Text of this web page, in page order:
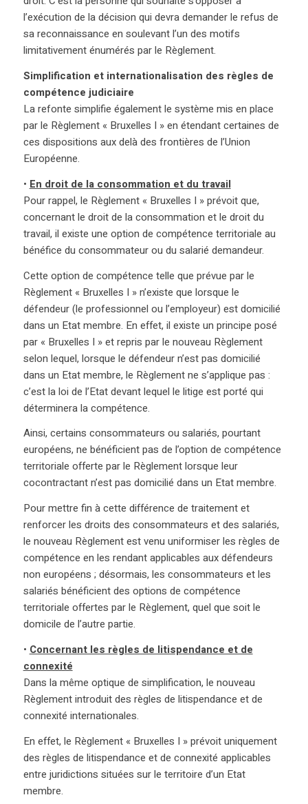
l’exécution de la décision qui devra demander le refus de
sa reconnaissance en soulevant l’un des motifs
limitativement énumérés par le Règlement.
Simplification et internationalisation des règles de
compétence judiciaire
La refonte simplifie également le système mis en place
par le Règlement « Bruxelles I » en étendant certaines de
ces dispositions aux delà des frontières de l’Union
Européenne.
• En droit de la consommation et du travail
Pour rappel, le Règlement « Bruxelles I » prévoit que,
concernant le droit de la consommation et le droit du
travail, il existe une option de compétence territoriale au
bénéfice du consommateur ou du salarié demandeur.
Cette option de compétence telle que prévue par le
Règlement « Bruxelles I » n’existe que lorsque le
défendeur (le professionnel ou l’employeur) est domicilié
dans un Etat membre. En effet, il existe un principe posé
par « Bruxelles I » et repris par le nouveau Règlement
selon lequel, lorsque le défendeur n’est pas domicilié
dans un Etat membre, le Règlement ne s’applique pas :
c’est la loi de l’Etat devant lequel le litige est porté qui
déterminera la compétence.
Ainsi, certains consommateurs ou salariés, pourtant
européens, ne bénéficient pas de l’option de compétence
territoriale offerte par le Règlement lorsque leur
cocontractant n’est pas domicilié dans un Etat membre.
Pour mettre fin à cette différence de traitement et
renforcer les droits des consommateurs et des salariés,
le nouveau Règlement est venu uniformiser les règles de
compétence en les rendant applicables aux défendeurs
non européens ; désormais, les consommateurs et les
salariés bénéficient des options de compétence
territoriale offertes par le Règlement, quel que soit le
domicile de l’autre partie.
• Concernant les règles de litispendance et de
connexité
Dans la même optique de simplification, le nouveau
Règlement introduit des règles de litispendance et de
connexité internationales.
En effet, le Règlement « Bruxelles I » prévoit uniquement
des règles de litispendance et de connexité applicables
entre juridictions situées sur le territoire d’un Etat
membre.